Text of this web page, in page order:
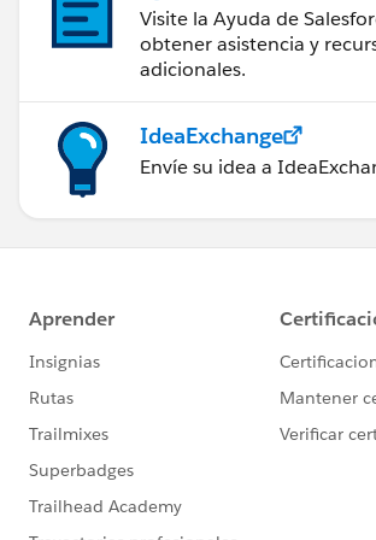
Visite la Ayuda de
obtener asistencia y
adicionales.
IdeaExchange
Envíe su idea a